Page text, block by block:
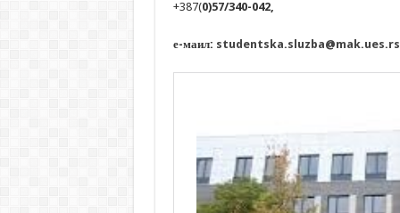
+387(0)57/340-042,
е-маил: